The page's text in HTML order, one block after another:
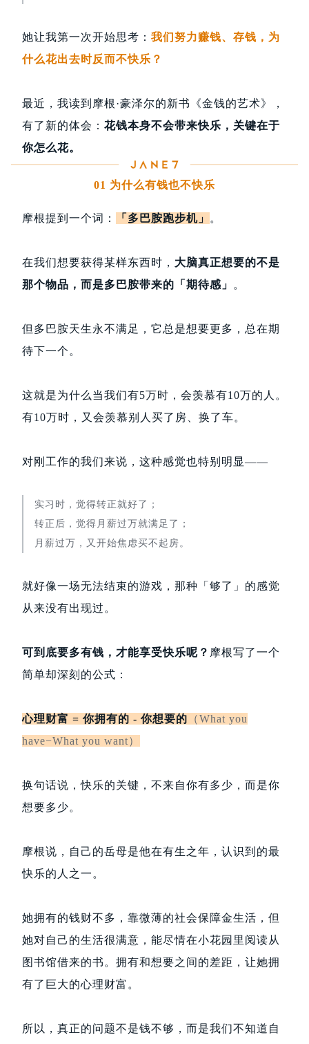
她让我第一次开始思考： 我们努力赚钱、存钱，为
什么花出去时反而不快乐？
最近，我读到摩根·豪泽尔的新书《金钱的艺术》，
有了新的体会： 花钱本身不会带来快乐，关键在于
你怎么花。
01 为什么有钱也不快乐
摩根提到一个词： 「多巴胺跑步机」 。
在我们想要获得某样东西时， 大脑真正想要的不是
那个物品，而是多巴胺带来的「期待感」
。
但多巴胺天生永不满足，它总是想要更多，总在期
待下一个。
这就是为什么当我们有5万时，会羡慕有10万的人。
有10万时，又会羡慕别人买了房、换了车。
对刚工作的我们来说，这种感觉也特别明显——
实习时，觉得转正就好了；
转正后，觉得月薪过万就满足了；
月薪过万，又开始焦虑买不起房。
就好像一场无法结束的游戏，那种「够了」的感觉
从来没有出现过。
可到底要多有钱，才能享受快乐呢？ 摩根写了一个
简单却深刻的公式：
心理财富 = 你拥有的 - 你想要的 （What you
have−What you want）
换句话说，快乐的关键，不来自你有多少，而是你
想要多少。
摩根说，自己的岳母是他在有生之年，认识到的最
快乐的人之一。
她拥有的钱财不多，靠微薄的社会保障金生活，但
她对自己的生活很满意，能尽情在小花园里阅读从
图书馆借来的书。拥有和想要之间的差距，让她拥
有了巨大的心理财富。
所以，真正的问题不是钱不够，而是我们不知道自